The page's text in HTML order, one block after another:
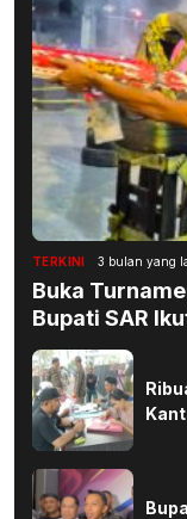
TERKINI 3 bulan yang
Buka
Bupati SAR